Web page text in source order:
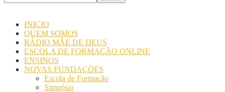
INICIO
QUEM SOMOS
RÁDIO MÃE DE DEUS
ESCOLA DE FORMAÇÃO ONLINE
ENSINOS
NOVAS FUNDAÇÕES
Escola de Formação
Simpósio